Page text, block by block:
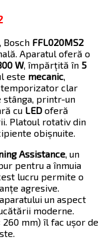
Bosch FFL020MS2
Aparatul oferă o
W, împărțită în 5
este mecanic,
clar
stânga, printr-un
cu LED oferă
Platoul rotativ din
obișnuite.
Assistance, un
pentru a înmuia
lucru permite o
agresive.
un aspect
moderne.
mm) îl fac ușor de